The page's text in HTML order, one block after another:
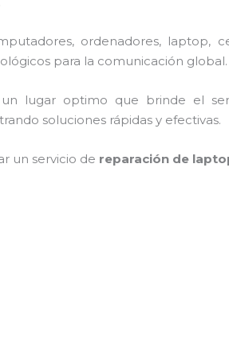
ordenadores, laptop,
para la comunicación global.
lugar optimo que brinde el
soluciones rápidas y efectivas.
un servicio de reparación de